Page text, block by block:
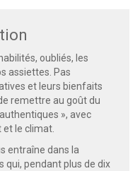
oubliés, les
assiettes. Pas
et leurs bienfaits
remettre au goût du
», avec
le climat.
entraîne dans la
qui, pendant plus de dix